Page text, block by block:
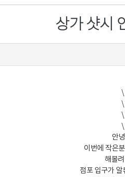
상가 샷시
안
이번에 작은
해볼
점포 입구가